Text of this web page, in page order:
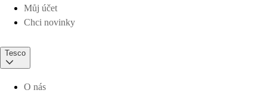
Můj účet
Chci novinky
Tesco
O nás